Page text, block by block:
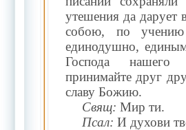
утешения да
собою, по
единодушно,
Господа
принимайте друг
славу Божию.
Свящ: Мир ти.
Псал: И духови